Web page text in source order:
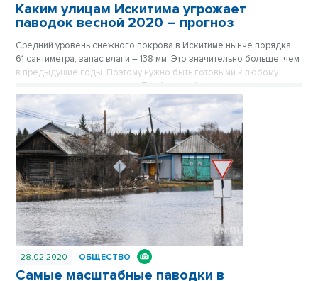
Каким улицам Искитима угрожает
паводок весной 2020 – прогноз
Средний уровень снежного покрова в Искитиме нынче порядка
61 сантиметра, запас влаги – 138 мм. Это значительно больше, чем
в предыдущие годы. Поэтому нужно быть готовыми к любому
развитию сценария паводка. Проблему обсудили на заседании
комиссии по чрезвычайным ситуациям в администрации Искитима.
28.02.2020 ОБЩЕСТВО
Самые масштабные паводки в